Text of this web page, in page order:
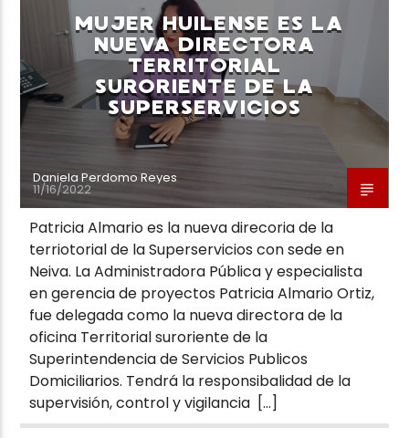
Neiva Estereo
MUJER HUILENSE ES LA
NUEVA DIRECTORA
TERRITORIAL
SURORIENTE DE LA
SUPERSERVICIOS
Daniela Perdomo Reyes
11/16/2022
Patricia Almario es la nueva direcoria de la
terriotorial de la Superservicios con sede en
Neiva. La Administradora Pública y especialista
en gerencia de proyectos Patricia Almario Ortiz,
fue delegada como la nueva directora de la
oficina Territorial suroriente de la
Superintendencia de Servicios Publicos
Domiciliarios. Tendrá la responsibalidad de la
supervisión, control y vigilancia […]